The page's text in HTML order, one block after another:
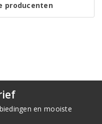
producenten
en mooiste